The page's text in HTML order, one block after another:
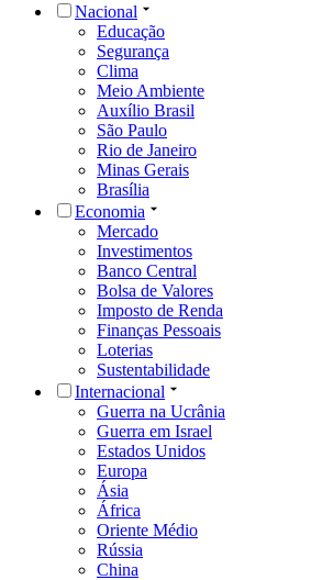
Nacional
Educação
Segurança
Clima
Meio Ambiente
Auxílio Brasil
São Paulo
Rio de Janeiro
Minas Gerais
Brasília
Economia
Mercado
Investimentos
Banco Central
Bolsa de Valores
Imposto de Renda
Finanças Pessoais
Loterias
Sustentabilidade
Internacional
Guerra na Ucrânia
Guerra em Israel
Estados Unidos
Europa
Ásia
África
Oriente Médio
Rússia
China